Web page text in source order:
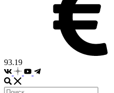
93.19